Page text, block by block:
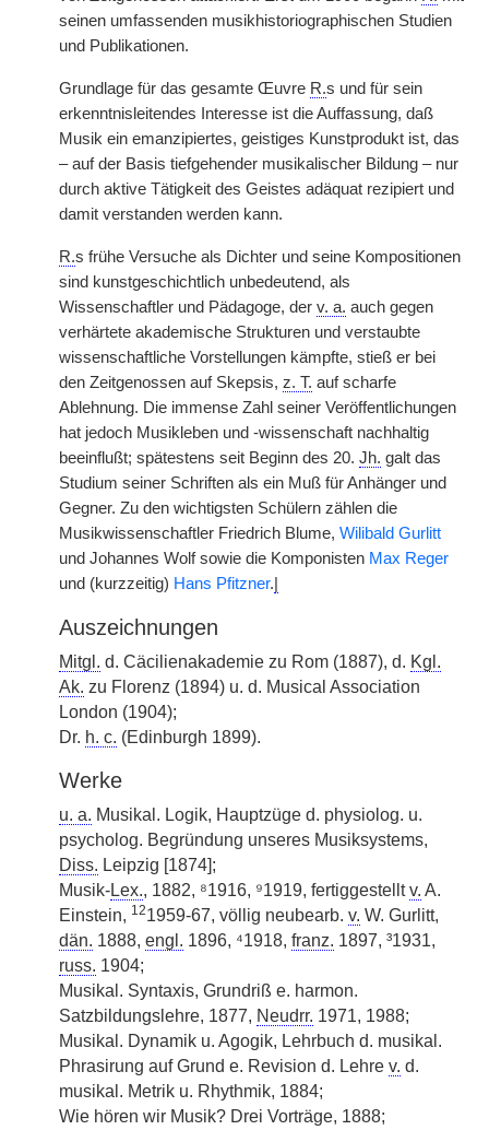
seinen umfassenden musikhistoriographischen Studien
und Publikationen.
Grundlage für das gesamte Œuvre R.s und für sein
erkenntnisleitendes Interesse ist die Auffassung, daß
Musik ein emanzipiertes, geistiges Kunstprodukt ist, das
– auf der Basis tiefgehender musikalischer Bildung – nur
durch aktive Tätigkeit des Geistes adäquat rezipiert und
damit verstanden werden kann.
R.s frühe Versuche als Dichter und seine Kompositionen
sind kunstgeschichtlich unbedeutend, als
Wissenschaftler und Pädagoge, der v. a. auch gegen
verhärtete akademische Strukturen und verstaubte
wissenschaftliche Vorstellungen kämpfte, stieß er bei
den Zeitgenossen auf Skepsis, z. T. auf scharfe
Ablehnung. Die immense Zahl seiner Veröffentlichungen
hat jedoch Musikleben und -wissenschaft nachhaltig
beeinflußt; spätestens seit Beginn des 20. Jh. galt das
Studium seiner Schriften als ein Muß für Anhänger und
Gegner. Zu den wichtigsten Schülern zählen die
Musikwissenschaftler Friedrich Blume, Wilibald Gurlitt
und Johannes Wolf sowie die Komponisten Max Reger
und (kurzzeitig) Hans Pfitzner.
Auszeichnungen
Mitgl. d. Cäcilienakademie zu Rom (1887), d. Kgl.
Ak. zu Florenz (1894) u. d. Musical Association
London (1904);
Dr. h. c. (Edinburgh 1899).
Werke
u. a. Musikal. Logik, Hauptzüge d. physiolog. u.
psycholog. Begründung unseres Musiksystems,
Diss. Leipzig [1874];
Musik-Lex., 1882, ⁸1916, ⁹1919, fertiggestelltv. A.
Einstein, 121959-67, völlig neubearb. v. W. Gurlitt,
dän. 1888, engl. 1896, ⁴1918, franz. 1897, ³1931,
russ. 1904;
Musikal. Syntaxis, Grundriß e. harmon.
Satzbildungslehre, 1877, Neudrr. 1971, 1988;
Musikal. Dynamik u. Agogik, Lehrbuch d. musikal.
Phrasirung auf Grund e. Revision d. Lehre v. d.
musikal. Metrik u. Rhythmik, 1884;
Wie hören wir Musik? Drei Vorträge, 1888;